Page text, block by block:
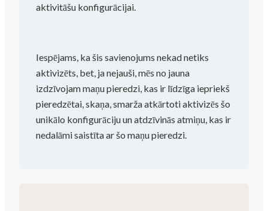
aktivitāšu konfigurācijai.
Iespējams, ka šis savienojums nekad netiks
aktivizēts, bet, ja nejauši, mēs no jauna
izdzīvojam maņu pieredzi, kas ir līdzīga iepriekš
pieredzētai, skaņa, smarža atkārtoti aktivizēs šo
unikālo konfigurāciju un atdzīvinās atmiņu, kas ir
nedalāmi saistīta ar šo maņu pieredzi.